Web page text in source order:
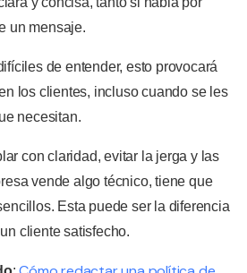
un mensaje.
de entender, esto provocará
los clientes, incluso cuando se les
necesitan.
con claridad, evitar la jerga y las
vende algo técnico, tiene que
Esta puede ser la diferencia
cliente satisfecho.